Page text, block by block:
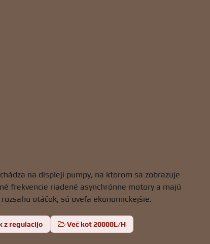
na displeji pumpy, na ktorom sa zobrazuje
frekvencie riadené asynchrónne motory a majú
otáčok, sú oveľa ekonomickejšie.
z regulacijo Več kot 20000L/H